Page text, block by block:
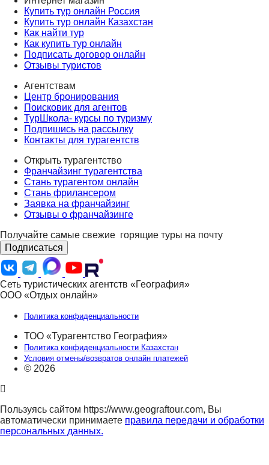
Купить тур онлайн Россия
Купить тур онлайн Казахстан
Как найти тур
Как купить тур онлайн
Подписать договор онлайн
Отзывы туристов
Агентствам
Центр бронирования
Поисковик для агентов
ТурШкола- курсы по туризму
Подпишись на рассылку
Контакты для турагентств
Открыть турагентство
Франчайзинг турагентства
Стань турагентом онлайн
Стань фрилансером
Заявка на франчайзинг
Отзывы о франчайзинге
Получайте самые свежие горящие туры на почту
Подписаться
Сеть туристических агентств «География»
ООО «Отдых онлайн»
Политика конфиденциальности
ТОО «Турагентство География»
Политика конфиденциальности Казахстан
Условия отмены/возвратов онлайн платежей
© 2026
Пользуясь сайтом https://www.geograftour.com, Вы
автоматически принимаете правила передачи и обработки
персональных данных.